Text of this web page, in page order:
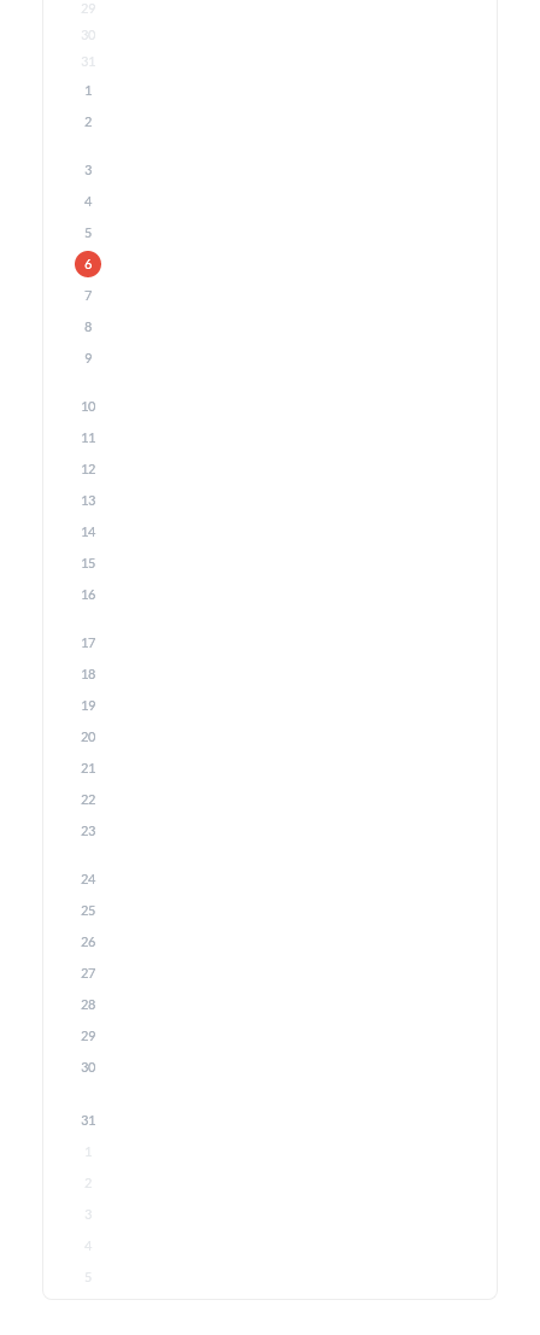
29
30
31
1
2
3
4
5
6
7
8
9
10
11
12
13
14
15
16
17
18
19
20
21
22
23
24
25
26
27
28
29
30
31
1
2
3
4
5